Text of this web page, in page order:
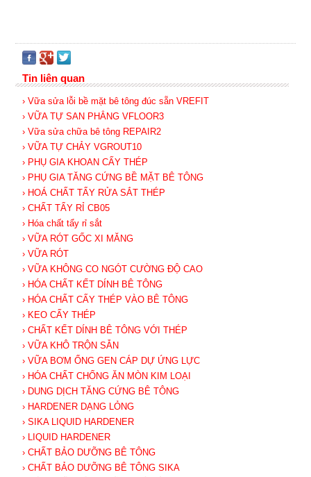
Tin liên quan
› Vữa sửa lỗi bề mặt bê tông đúc sẵn VREFIT
› VỮA TỰ SAN PHẲNG VFLOOR3
› Vữa sửa chữa bê tông REPAIR2
› VỮA TỰ CHẢY VGROUT10
› PHỤ GIA KHOAN CẤY THÉP
› PHỤ GIA TĂNG CỨNG BỀ MẶT BÊ TÔNG
› HOÁ CHẤT TẨY RỬA SẮT THÉP
› CHẤT TẨY RỈ CB05
› Hóa chất tẩy rỉ sắt
› VỮA RÓT GỐC XI MĂNG
› VỮA RÓT
› VỮA KHÔNG CO NGÓT CƯỜNG ĐỘ CAO
› HÓA CHẤT KẾT DÍNH BÊ TÔNG
› HÓA CHẤT CẤY THÉP VÀO BÊ TÔNG
› KEO CẤY THÉP
› CHẤT KẾT DÍNH BÊ TÔNG VỚI THÉP
› VỮA KHÔ TRỘN SẴN
› VỮA BƠM ỐNG GEN CÁP DỰ ỨNG LỰC
› HÓA CHẤT CHỐNG ĂN MÒN KIM LOẠI
› DUNG DỊCH TĂNG CỨNG BÊ TÔNG
› HARDENER DẠNG LỎNG
› SIKA LIQUID HARDENER
› LIQUID HARDENER
› CHẤT BẢO DƯỠNG BÊ TÔNG
› CHẤT BẢO DƯỠNG BÊ TÔNG SIKA